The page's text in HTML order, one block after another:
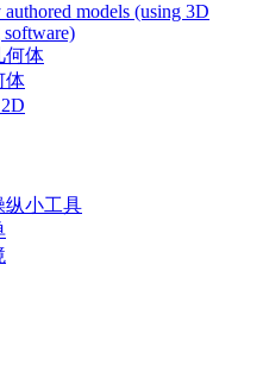
models (using 3D
何体
体
纵小工具